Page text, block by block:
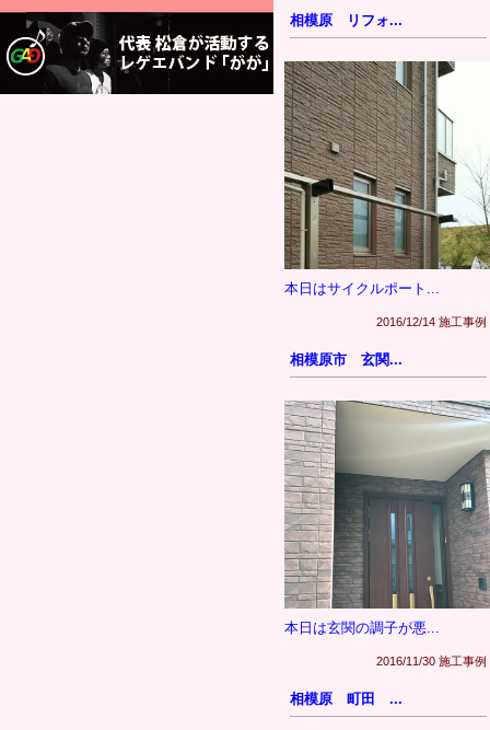
相模原 リフォ...
本日はサイクルポート...
2016/12/14 施工事例
相模原市 玄関...
本日は玄関の調子が悪...
2016/11/30 施工事例
相模原 町田 ...